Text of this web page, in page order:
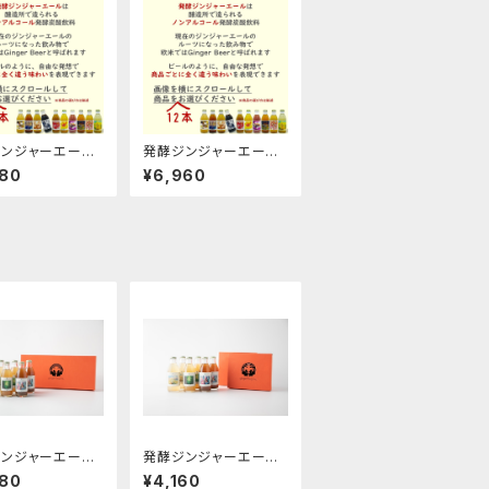
ジャーエール
びくださいギフ
ト
発酵ジンジャーエール
１２本お選びくださいセ
ット
¥6,960
ジャーエール
の６本ギフト箱
発酵ジンジャーエール
定番３種ギフト箱×２箱
¥4,160